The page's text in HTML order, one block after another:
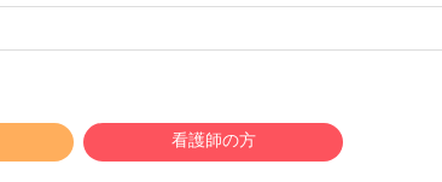
看護師の方